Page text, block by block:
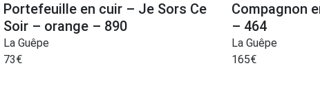
Portefeuille en cuir – Je Sors Ce
Soir – orange – 890
La Guêpe
73€
Compagnon
– 464
La Guêpe
165€